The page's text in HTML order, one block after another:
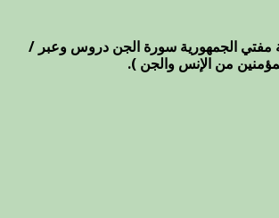
مفتي الجمهورية سورة الجن دروس وعبر /